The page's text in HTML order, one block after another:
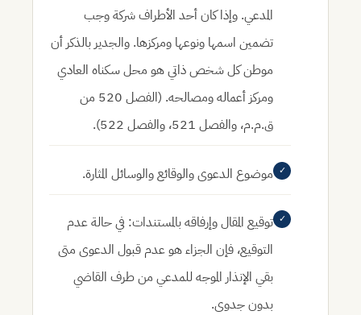
المدعي. وإذا كان أحد الأطراف شركة وجب
تضمين اسمها ونوعها ومركزها. والجدير بالذكر أن
موطن كل شخص ذاتي هو محل سكناه العادي
ومركز أعماله ومصالحه. (الفصل 520 من
ق.م.م، والفصل 521، والفصل 522).
✓ موضوع الدعوى والوقائع والوسائل المثارة.
✓ توقيع المقال وإرفاقه بالمستندات: في حالة عدم
التوقيع، فإن الجزاء هو عدم قبول الدعوى متى
بقي الإنذار الموجه للمدعي من طرف القاضي
بدون جدوى.